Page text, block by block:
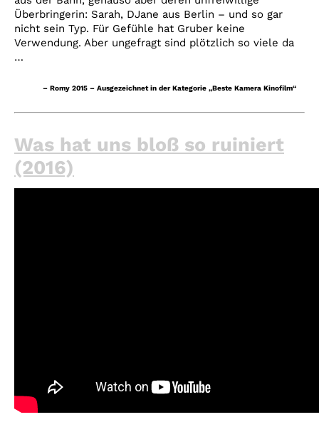
Überbringerin: Sarah, DJane aus Berlin – und so gar
nicht sein Typ. Für Gefühle hat Gruber keine
Verwendung. Aber ungefragt sind plötzlich so viele da
…
– Romy 2015 – Ausgezeichnet in der Kategorie „Beste Kamera Kinofilm“
Was hat uns bloß so ruiniert
(2016)